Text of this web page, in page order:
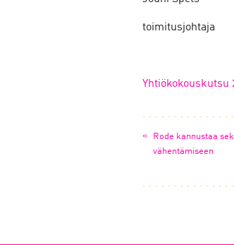
toimitusjohtaja
Yhtiökokouskutsu
«
Rode kannustaa
vähentämiseen